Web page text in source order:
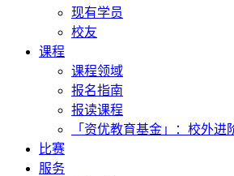
现有学员
校友
课程
课程领域
报名指南
报读课程
「资优教育基金」：校外进
比赛
服务